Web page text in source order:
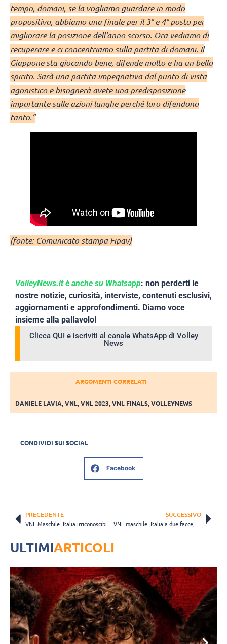
tempo, domani, se la vogliamo guardare in modo
propositivo, abbiamo una finale per il 3° e 4° posto per
migliorare la posizione dell’anno scorso. Ora vediamo di
recuperare e ci concentriamo sulla partita di domani. Il
Giappone sta giocando bene, difende molto e ha un bello
spirito. Sarà una partita impegnativa dal punto di vista
agonistico e bisognerà avete una predisposizione
importante sulle azioni lunghe perché loro difendono
tanto.”
(fonte: Comunicato stampa Fipav)
VolleyNews.it è anche su Whatsapp: non perderti le
nostre notizie, curiosità, interviste, contenuti esclusivi,
aggiornamenti e approfondimenti. Diamo voce
insieme alla pallavolo!
Clicca QUI e iscriviti al canale WhatsApp di Volley
News
ARGOMENTI CORRELATI
DANIELE LAVIA,VNL,VNL 2023,VNL FINALS,VOLLEYNEWS
CONDIVIDI SUI SOCIAL
Facebook
PRECEDENTE SUCCESSIVO
ULTIMIARTICOLI